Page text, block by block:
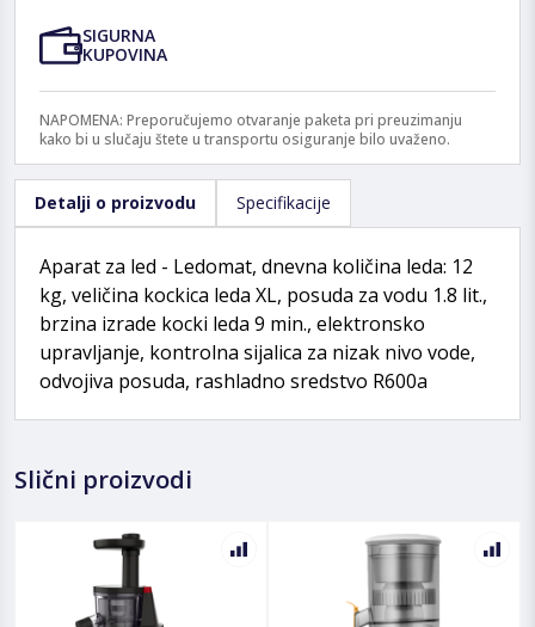
SIGURNA
KUPOVINA
NAPOMENA: Preporučujemo otvaranje paketa pri preuzimanju
kako bi u slučaju štete u transportu osiguranje bilo uvaženo.
Detalji o proizvodu Specifikacije
Aparat za led - Ledomat, dnevna količina leda: 12
kg, veličina kockica leda XL, posuda za vodu 1.8 lit.,
brzina izrade kocki leda 9 min., elektronsko
upravljanje, kontrolna sijalica za nizak nivo vode,
odvojiva posuda, rashladno sredstvo R600a
Slični proizvodi